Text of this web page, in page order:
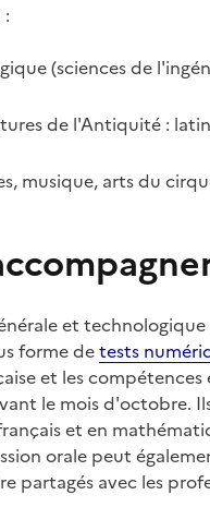
(sciences de
de l'Antiquité :
musique, arts du
et technologique
forme detests
et les
le mois d'octobre.
et en
orale peut
partagés avec les